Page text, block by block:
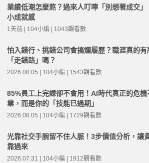
業績低潮怎麼熬？過來人叮嚀「別想著成交」
小成就感
1天前 | 104小編 | 1043觀看數
怕入錯行、挑錯公司會搞爛履歷？職涯真的有
「走錯路」嗎？
2026.08.05 | 104小編 | 1543觀看數
85%員工上完課卻不會用！AI時代真正的危機
業，而是你的「技能已過期」
2026.08.05 | 104小編 | 1729觀看數
光靠社交手腕留不住人脈！3步價值分析，讓
靠過來
2026.07.31 | 104小編 | 1912觀看數